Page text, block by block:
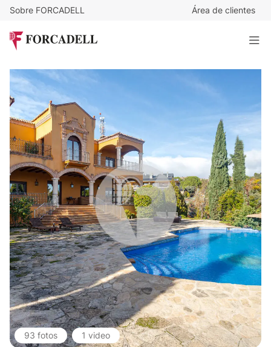
Sobre FORCADELL Área de clientes
1.590.000
tranquilidad en Molino de la Hoz
93 fotos 1 video